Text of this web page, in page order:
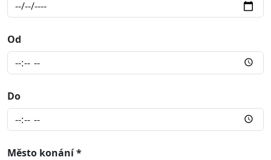
Od
Do
Město konání *